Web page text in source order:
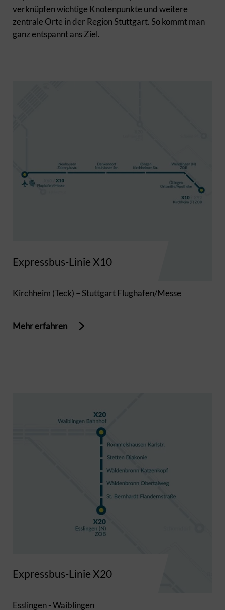
verknüpfen wichtige Knotenpunkte und weitere
zentrale Orte in der Region Stuttgart. So kommt man
ganz entspannt ans Ziel.
Expressbus-Linie X10
Kirchheim (Teck) – Stuttgart Flughafen/Messe
Mehr erfahren
Expressbus-Linie X20
Esslingen - Waiblingen